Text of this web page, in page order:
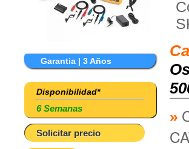
Garantia | 3 Años
Disponibilidad*
6 Semanas
Solicitar precio